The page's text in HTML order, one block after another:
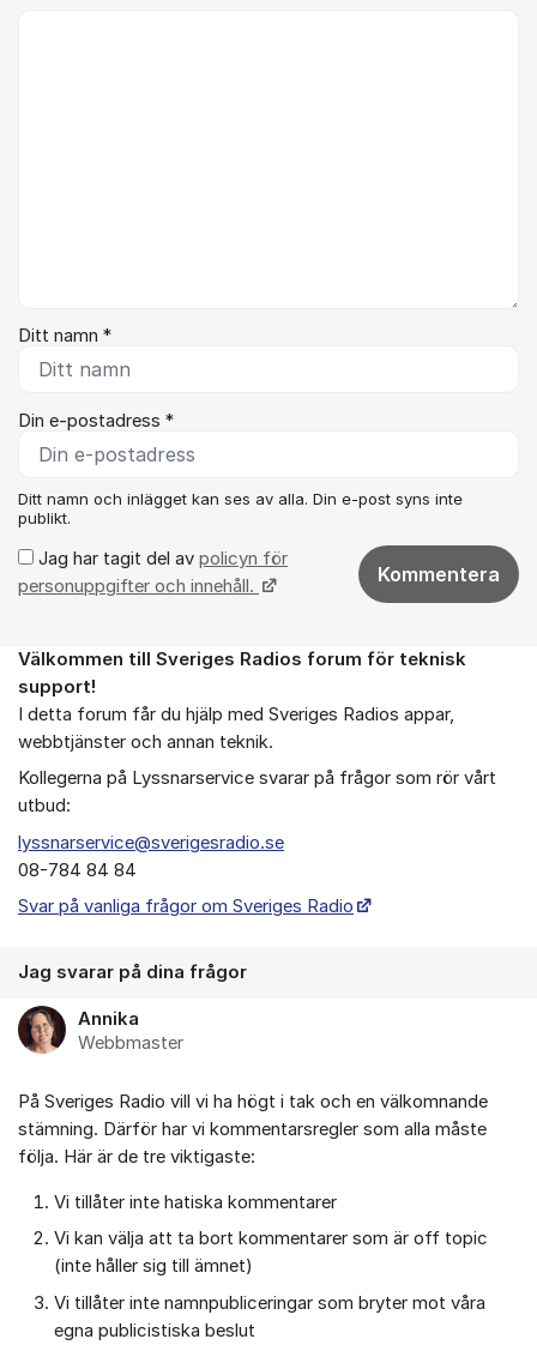
Ditt namn *
Din e-postadress *
Ditt namn och inlägget kan ses av alla. Din e-post syns inte
publikt.
Jag har tagit del av policyn för
personuppgifter och innehåll.
Kommentera
Om forumet
Välkommen till Sveriges Radios forum för teknisk
support!
I detta forum får du hjälp med Sveriges Radios appar,
webbtjänster och annan teknik.
Kollegerna på Lyssnarservice svarar på frågor som rör vårt
utbud:
lyssnarservice@sverigesradio.se
08-784 84 84
Svar på vanliga frågor om Sveriges Radio
Jag svarar på dina frågor
Annika
Webbmaster
På Sveriges Radio vill vi ha högt i tak och en välkomnande
stämning. Därför har vi kommentarsregler som alla måste
följa. Här är de tre viktigaste:
Vi tillåter inte hatiska kommentarer
Vi kan välja att ta bort kommentarer som är off topic
(inte håller sig till ämnet)
Vi tillåter inte namnpubliceringar som bryter mot våra
egna publicistiska beslut